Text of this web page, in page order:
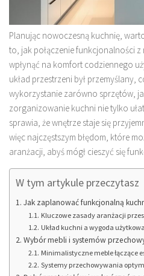
Planując nowoczesną kuchnię,
to, jak połączenie funkcjonalności z
wpłynąć na komfort codziennego
układ przestrzeni był przemyślany,
wykorzystanie zarówno sprzętów,
zorganizowanie kuchni nie tylko
sprawia, że wnętrze staje się
więc najczęstszym błędom, które
aranżacji, abyś mógł cieszyć się
W tym artykule przeczytasz
Jak zaplanować funkcjonalną
Kluczowe zasady aranżacji
Układ kuchni a wygoda
Wybór mebli i systemów
Minimalistyczne meble łączące
Systemy przechowywania